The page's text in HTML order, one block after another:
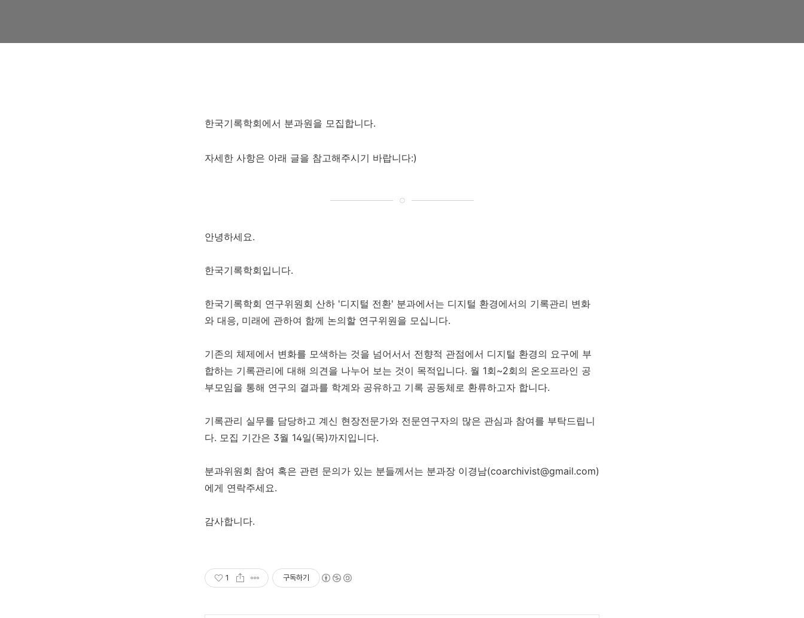
한국기록학회에서 분과원을 모집합니다.
자세한 사항은 아래 글을 참고해주시기 바랍니다:)
안녕하세요.
한국기록학회입니다.
한국기록학회 연구위원회 산하 '디지털 전환' 분과에서는 디지털 환경에서의 기록관리 변화
와 대응, 미래에 관하여 함께 논의할 연구위원을 모십니다.
기존의 체제에서 변화를 모색하는 것을 넘어서서 전향적 관점에서 디지털 환경의 요구에 부
합하는 기록관리에 대해 의견을 나누어 보는 것이 목적입니다. 월 1회~2회의 온오프라인 공
부모임을 통해 연구의 결과를 학계와 공유하고 기록 공동체로 환류하고자 합니다.
기록관리 실무를 담당하고 계신 현장전문가와 전문연구자의 많은 관심과 참여를 부탁드립니
다. 모집 기간은 3월 14일(목)까지입니다.
분과위원회 참여 혹은 관련 문의가 있는 분들께서는 분과장 이경남(coarchivist@gmail.com)
에게 연락주세요.
감사합니다.
1 구독하기